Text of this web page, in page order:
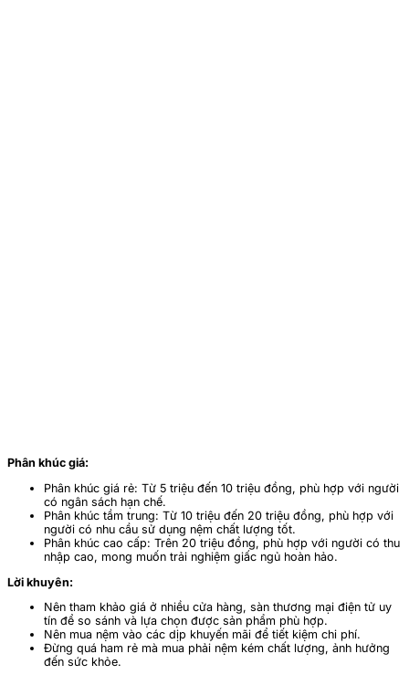
Phân khúc giá:
Phân khúc giá rẻ: Từ 5 triệu đến 10 triệu đồng, phù hợp với người
có ngân sách hạn chế.
Phân khúc tầm trung: Từ 10 triệu đến 20 triệu đồng, phù hợp với
người có nhu cầu sử dụng nệm chất lượng tốt.
Phân khúc cao cấp: Trên 20 triệu đồng, phù hợp với người có thu
nhập cao, mong muốn trải nghiệm giấc ngủ hoàn hảo.
Lời khuyên:
Nên tham khảo giá ở nhiều cửa hàng, sàn thương mại điện tử uy
tín để so sánh và lựa chọn được sản phẩm phù hợp.
Nên mua nệm vào các dịp khuyến mãi để tiết kiệm chi phí.
Đừng quá ham rẻ mà mua phải nệm kém chất lượng, ảnh hưởng
đến sức khỏe.